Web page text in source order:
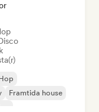
Framtida house